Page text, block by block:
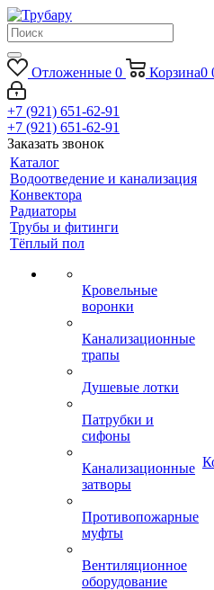
Отложенные 0 Корзина0
+7 (921) 651-62-91
+7 (921) 651-62-91
Заказать звонок
Каталог
Водоотведение и канализация
Конвектора
Радиаторы
Трубы и фитинги
Тёплый пол
Кровельные
воронки
Канализационные
трапы
Душевые лотки
Патрубки и
сифоны
Канализационные
затворы
Противопожарные
муфты
Вентиляционное
оборудование